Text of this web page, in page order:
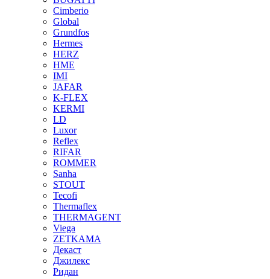
Cimberio
Global
Grundfos
Hermes
HERZ
HME
IMI
JAFAR
K-FLEX
KERMI
LD
Luxor
Reflex
RIFAR
ROMMER
Sanha
STOUT
Tecofi
Thermaflex
THERMAGENT
Viega
ZETKAMA
Декаст
Джилекс
Ридан